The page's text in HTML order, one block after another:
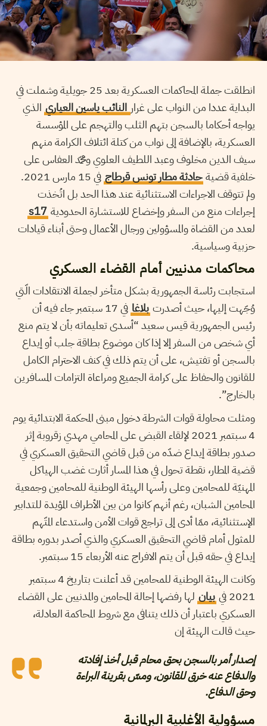
انطلقت جملة المحاكمات العسكرية بعد 25 جويلية وشملت في
البداية عددا من النواب على غرار النائب ياسين العياري الذي
يواجه أحكاما بالسجن بتهم الثلب والتهجم على المؤسسة
العسكرية، بالإضافة إلى نواب من كتلة ائتلاف الكرامة منهم
سيف الدين مخلوف وعبد اللطيف العلوي ومحمّد العفاس على
خلفية قضية حادثة مطار تونس قرطاج
في 15 مارس 2021.
ولم تتوقف الاجراءات الاستثنائية عند هذا الحد بل اتُخذت
إجراءات منع من السفر وإخضاع للاستشارة الحدودية s17
لعدد من القضاة والمسؤولين ورجال الأعمال وحتى أبناء قيادات
حزبية وسياسية.
محاكمات مدنيين أمام القضاء العسكري
استجابت رئاسة الجمهورية بشكل متأخر لجملة الانتقادات الّتي
وُجّهت إليها، حيث أصدرت بلاغا
في 17 سبتمبر جاء فيه أن
رئيس الجمهورية قيس سعيد “أسدى تعليماته بأن لا يتم منع
أي شخص من السفر إلا إذا كان موضوع بطاقة جلب أو إيداع
بالسجن أو تفتيش، على أن يتم ذلك في كنف الاحترام الكامل
للقانون والحفاظ على كرامة الجميع ومراعاة التزامات المسافرين
بالخارج”.
ومثلت محاولة قوات الشرطة دخول مبنى المحكمة الابتدائية يوم
4 سبتمبر 2021 لإلقاء القبض على المحامي مهدي زقروبة إثر
صدور بطاقة إيداع ضدّه من قبل قاضي التحقيق العسكري في
قضية المطار، نقطة تحول في هذا المسار أثارت غضب الهياكل
المهنيّة للمحامين وعلى رأسها الهيئة الوطنية للمحامين وجمعية
المحامين الشبان، رغم أنهم كانوا من بين الأطراف المؤيدة للتدابير
الإستثنائية، ممّا أدى إلى تراجع قوات الأمن واستدعاء المتّهم
للمثول أمام قاضي التحقيق العسكري والذي أصدر بدوره بطاقة
إيداع في حقه قبل أن يتم الافراج عنه الأربعاء 15 سبتمبر.
وكانت الهيئة الوطنية للمحامين قد أعلنت بتاريخ 4 سبتمبر
2021 في
بيان لها رفضها إحالة المحامين والمدنيين على القضاء
العسكري باعتبار أن ذلك يتنافى مع شروط المحاكمة العادلة،
حيث قالت الهيئة إن
إصدار أمر بالسجن بحق محام قبل أخذ إفادته
والدفاع عنه خرق للقانون، ومسّ بقرينة البراءة
وحق الدفاع.
مسؤولية الأغلبية البرلمانية